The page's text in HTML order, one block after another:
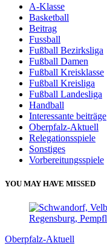
A-Klasse
Basketball
Beitrag
Fussball
Fußball Bezirksliga
Fußball Damen
Fußball Kreisklasse
Fußball Kreisliga
Fußball Landesliga
Handball
Interessante beiträge
Oberpfalz-Aktuell
Relegationsspiele
Sonstiges
Vorbereitungsspiele
YOU MAY HAVE MISSED
Oberpfalz-Aktuell